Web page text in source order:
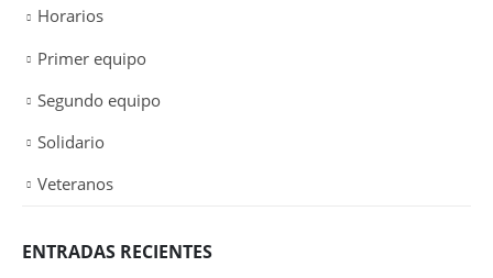
Horarios
Primer equipo
Segundo equipo
Solidario
Veteranos
ENTRADAS RECIENTES